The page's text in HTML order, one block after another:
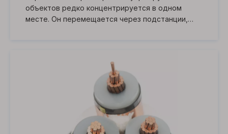
объектов редко концентрируется в одном
месте. Он перемещается через подстанции,
оборудование резервного питания и
вспомогательные цепи, часто по длинным
маршрутам с различными тепловыми и
механическими условиями.